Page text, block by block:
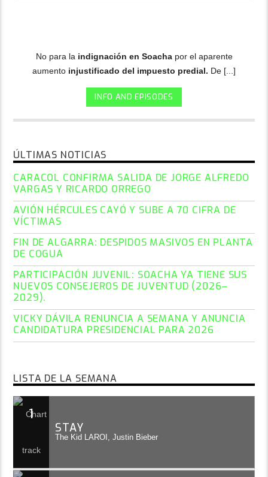
No para la indignación en Soachapor el aparente
aumento injustificado del impuesto predial. De [...]
INFO AND EPISODES
ÚLTIMAS NOTICIAS
CARACOL CONFIRMA SALIDA DE JORGE ALFREDO
VARGAS Y RICARDO ORREGO
AVIÓN HÉRCULES CAYÓ Y SUBE A 70 CIFRA DE
VÍCTIMAS
FIN DE ALGARRA: DESPIDOS MASIVOS EN PLANTA
DE COGUA
PARTICIPACIÓN JUVENIL: SOACHA YA TIENE SUS
NUEVOS CONSEJEROS DE JUVENTUD (2026–
2029).
VICKY DÁVILA RENUNCIA A SEMANA Y ANUNCIA
CANDIDATURA PRESIDENCIAL PARA 2026
LISTA DE LA SEMANA
1
STAY
The Kid LAROI, Justin Bieber